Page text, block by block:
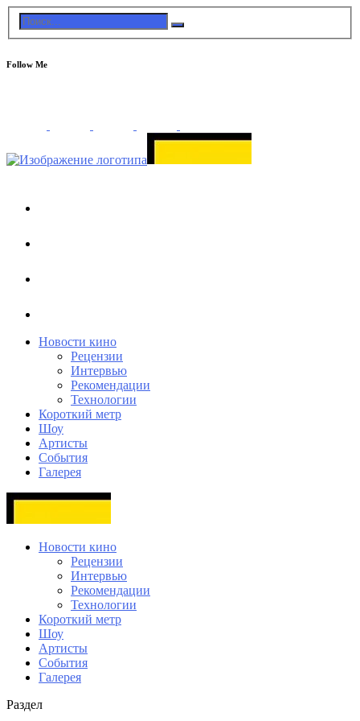
Follow Me
Новости кино
Рецензии
Интервью
Рекомендации
Технологии
Короткий метр
Шоу
Артисты
События
Галерея
Новости кино
Рецензии
Интервью
Рекомендации
Технологии
Короткий метр
Шоу
Артисты
События
Галерея
Раздел